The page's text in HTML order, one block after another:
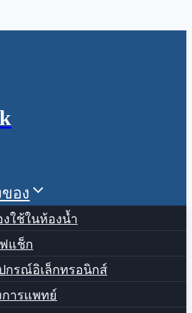
อง
งใช้ในห้องน้ำ
แช็ก
กรณ์อิเล็กทรอนิกส์
ารแพทย์